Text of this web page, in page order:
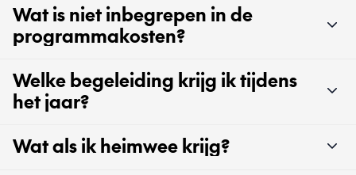
Wat is niet inbegrepen in de
programmakosten?
Welke begeleiding krijg ik tijdens
het jaar?
Wat als ik heimwee krijg?